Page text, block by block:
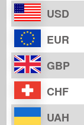
USD
EUR
GBP
CHF
UAH